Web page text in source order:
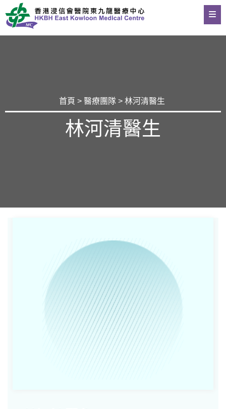
首頁 > 醫療團隊> 林河清醫生
林河清醫生